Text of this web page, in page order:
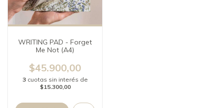
WRITING PAD - Forget
Me Not (A4)
$45.900,00
3 cuotas sin interés de
$15.300,00